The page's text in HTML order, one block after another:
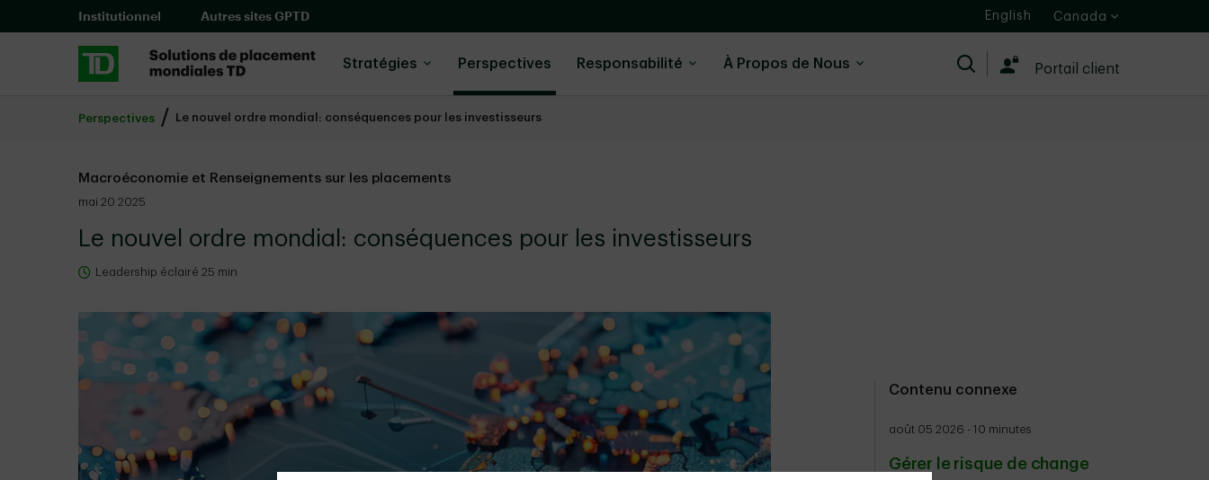
Skip to main content
Institutionnel Autres sites GPTD English Canada
Stratégies Perspectives Responsabilité À Propos de Nous RecherchePortail client
Perspectives Le nouvel ordre mondial: conséquences pour les investisseurs
Macroéconomie et Renseignements sur les placements
mai 20 2025
Le nouvel ordre mondial: conséquences pour les investisseurs
Leadership éclairé 25 min
Contenu connexe
août 05 2026 - 10 minutes
Gérer le risque de change